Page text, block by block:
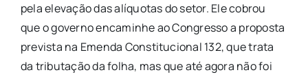
pela elevação das alíquotas do setor. Ele cobrou
que o governo encaminhe ao Congresso a proposta
prevista na Emenda Constitucional 132, que trata
da tributação da folha, mas que até agora não foi